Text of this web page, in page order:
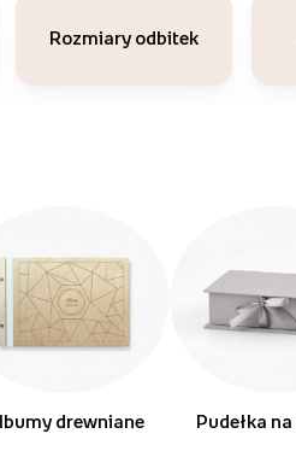
Rozmiary odbitek
drewniane Pudełka